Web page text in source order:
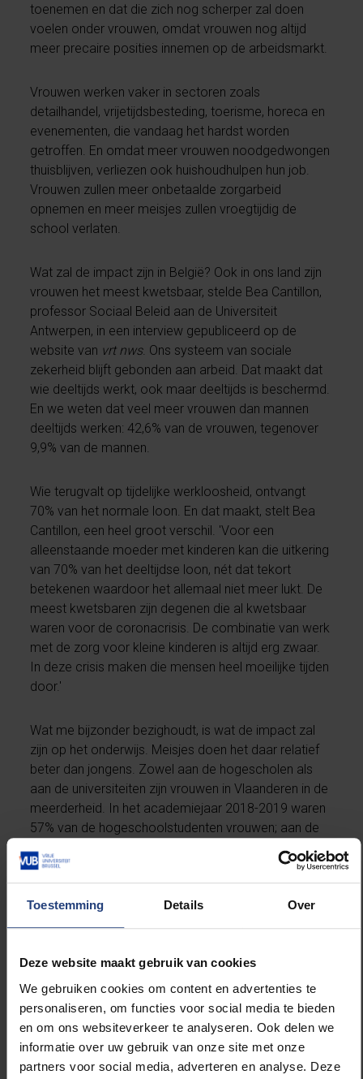
Toestemming Details Over
Deze website maakt gebruik van cookies
We gebruiken cookies om content en advertenties te
personaliseren, om functies voor social media te bieden
en om ons websiteverkeer te analyseren. Ook delen we
informatie over uw gebruik van onze site met onze
partners voor social media, adverteren en analyse. Deze
toenemen en dat die zich nog scherper zal doen
voelen onder vrouwen, omdat vrouwen nog altijd
meer precaire posities innemen op de arbeidsmarkt.
Vrouwen werken vaker in sectoren zoals
detailhandel, vrijetijdsbesteding, toerisme, horeca en
evenementen, die vandaag het hardst worden
getroffen. En omdat meer vrouwen noodgedwongen
thuisblijven, verliezen ook huishoudhulpen hun job.
Vrouwen zullen meer onbetaalde zorgarbeid
opnemen en meer meisjes zullen vroegtijdig de
school verlaten.
Wat zal de impact zijn in België? Ook in ons land zijn
vrouwen het meest kwetsbaar, stelde Bea Cantillon,
professor Sociaal Beleid aan de Universiteit
Antwerpen, in een interview gepubliceerd op de
website van vrt nws. Ons systeem van sociale
zekerheid blijft gebonden aan arbeid. Dat maakt dat
wie deeltijds werkt, ook maar deeltijds is beschermd.
En we weten dat veel meer vrouwen dan mannen
deeltijds werken: 42,6% van de vrouwen, tegenover
9,9% van de mannen.
Wie terugvalt op tijdelijke werkloosheid, ontvangt
70% van het normale loon. En dat maakt, stelt Bea
Cantillon, een heel groot verschil. 'Voor een
alleenstaande moeder met kinderen kan die uitkering
van 70% van het deeltijdse loon, nét dat tekort
betekenen waardoor het allemaal niet meer lukt. De
meest kwetsbaren zijn degenen die al kwetsbaar
waren voor de coronacrisis. De combinatie van werk
met de zorg voor kleine kinderen is altijd erg zwaar.
In deze crisis maken die mensen heel moeilijke tijden
door.'
Wat me bijzonder bezighoudt, is wat de impact zal
zijn op het onderwijs. Meisjes doen het daar relatief
beter dan jongens. Zowel aan de hogescholen als
aan de universiteiten zijn vrouwen in Vlaanderen in de
meerderheid. In het academiejaar 2018-2019 waren
57% van de hogeschoolstudenten vrouwen; aan de
universiteiten ging het om 54% van de studenten. Er
zijn signalen dat we vandaag een groep leerlingen en
studenten verliezen. Wat zal daarvan de
genderimpact zijn?
De vrees is reëel dat
deze crisis de positie van
de vrouw niet ten goede
zal komen